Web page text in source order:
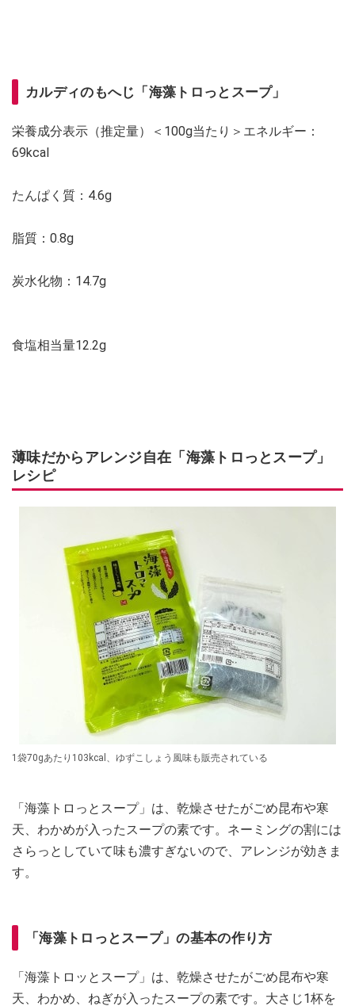
カルディのもへじ「海藻トロっとスープ」
栄養成分表示（推定量）＜100g当たり＞エネルギー：
69kcal
たんぱく質：4.6g
脂質：0.8g
炭水化物：14.7g
食塩相当量12.2g
薄味だからアレンジ自在「海藻トロっとスープ」
レシピ
1袋70gあたり103kcal、ゆずこしょう風味も販売されている
「海藻トロっとスープ」は、乾燥させたがごめ昆布や寒
天、わかめが入ったスープの素です。ネーミングの割には
さらっとしていて味も濃すぎないので、アレンジが効きま
す。
「海藻トロっとスープ」の基本の作り方
「海藻トロッとスープ」は、乾燥させたがごめ昆布や寒
天、わかめ、ねぎが入ったスープの素です。大さじ1杯を